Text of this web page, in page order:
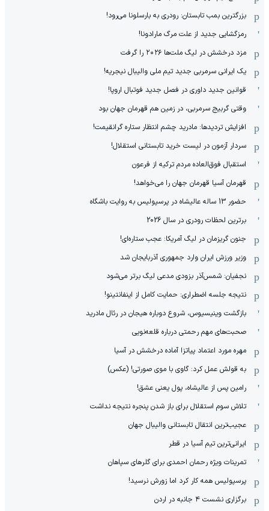
بزرگترین بمب تابستان: رودری به بارسلونا می‌رود!
رمزگشایی جدید از علت مرگ مارادونا!
مزد درخشش در لیگ ملت‌ها ٢٠٢۶ را گرفت
یک ایرانی سرمربی جدید تیم ملی والیبال نیجریه!
قوانین جدید داوری در فصل جدید فوتبال اروپا!
وقتی گربیج سرمربی، در زمین هم قهرمان جهان بود
افزایش تردیدها: مادرید چشم انتظار ستاره گرانقیمت!
سردار آزمون در لیست خرید تابستانی استقلال!
استقبال فوق‌‌العاده مردم ترکیه از فرعون
قهرمان آسیا قهرمان جهان را می‌خواهد!
حضور 13 ساله عالیشاه در پرسپولیس به روایت باشگاه
برترین لحظات رودری در سال 2026
جنون گریزمان در لیگ آمریکا: عجب ستاره‌ای!
وزیر ورزش ایران وارد جمهوری آذربایجان شد
نجفیان: شمس‌آذر بزودی مدعی لیگ برتر می‌شود
نتیجه جلسه اضطراری: حمایت کامل از اینفانتینو!
بازگشت وینیسیوس، شروع دوباره هیجان در رئال مادرید
صحبت‌های مهم رحمتی درباره قلعه‌نویی
مهره مورد اعتماد پیاتزا آماده درخشش در آسیا
به قولش عمل کرد: گاوی با موی صورتی! (عکس)
رامین پس از عالیشاه، پول یعنی عشق!
تلاش سوم استقلال برای باز شدن پنجره نتیجه نداشت
عجیب‌ترین انتقال تابستانی والیبال جهان
ایرانی‌ترین تیم آسیا در قطر
تمرینات ویژه رحمان احمدی برای گلرهای سپاهان
پرسپولیس همه کار کرد اما زورش نرسید!
برگزاری نشست ۴ جانبه در اردن